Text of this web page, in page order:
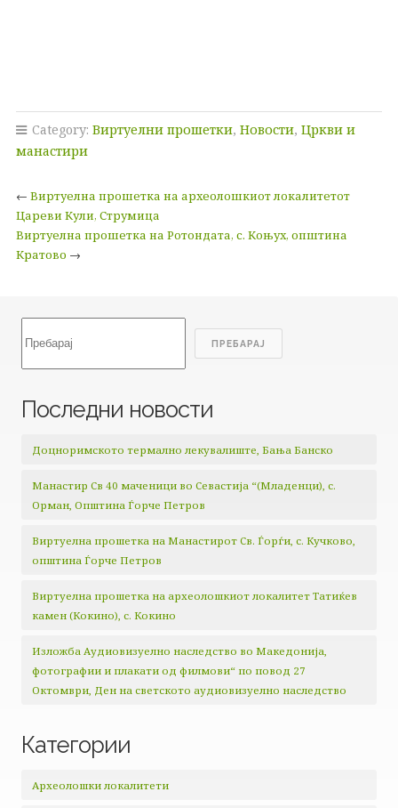
Category: Виртуелни прошетки, Новости, Цркви и
манастири
← Виртуелна прошетка на археолошкиот локалитетот
Цареви Кули, Струмица
Виртуелна прошетка на Ротондата, с. Коњух, општина
Кратово →
ПРЕБАРАЈ
Последни новости
Доцноримското термално лекувалиште, Бања Банско
Манастир Св 40 маченици во Севастија “(Младенци), с.
Орман, Општина Ѓорче Петров
Виртуелна прошетка на Манастирот Св. Ѓорѓи, с. Кучково,
општина Ѓорче Петров
Виртуелна прошетка на археолошкиот локалитет Татиќев
камен (Кокино), с. Кокино
Изложба Аудиовизуелно наследство во Македонија,
фотографии и плакати од филмови“ по повод 27
Октомври, Ден на светското аудиовизуелно наследство
Категории
Археолошки локалитети